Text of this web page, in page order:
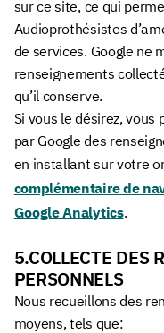
sur ce site, ce qui
Audioprothésistes
de services. Google ne
renseignements
qu’il conserve.
Si vous le désirez, vous
par Google des
en installant sur votre
complémentaire de
Google Analytics.
5.COLLECTE DES
PERSONNELS
Nous recueillons des
moyens, tels que: